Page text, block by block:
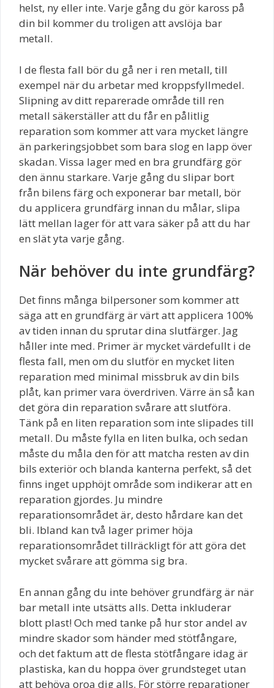
helst, ny eller inte. Varje gång du gör kaross på
din bil kommer du troligen att avslöja bar
metall.
I de flesta fall bör du gå ner i ren metall, till
exempel när du arbetar med kroppsfyllmedel.
Slipning av ditt reparerade område till ren
metall säkerställer att du får en pålitlig
reparation som kommer att vara mycket längre
än parkeringsjobbet som bara slog en lapp över
skadan. Vissa lager med en bra grundfärg gör
den ännu starkare. Varje gång du slipar bort
från bilens färg och exponerar bar metall, bör
du applicera grundfärg innan du målar, slipa
lätt mellan lager för att vara säker på att du har
en slät yta varje gång.
När behöver du inte grundfärg?
Det finns många bilpersoner som kommer att
säga att en grundfärg är värt att applicera 100%
av tiden innan du sprutar dina slutfärger. Jag
håller inte med. Primer är mycket värdefullt i de
flesta fall, men om du slutför en mycket liten
reparation med minimal missbruk av din bils
plåt, kan primer vara överdriven. Värre än så kan
det göra din reparation svårare att slutföra.
Tänk på en liten reparation som inte slipades till
metall. Du måste fylla en liten bulka, och sedan
måste du måla den för att matcha resten av din
bils exteriör och blanda kanterna perfekt, så det
finns inget upphöjt område som indikerar att en
reparation gjordes. Ju mindre
reparationsområdet är, desto hårdare kan det
bli. Ibland kan två lager primer höja
reparationsområdet tillräckligt för att göra det
mycket svårare att gömma sig bra.
En annan gång du inte behöver grundfärg är när
bar metall inte utsätts alls. Detta inkluderar
blott plast! Och med tanke på hur stor andel av
mindre skador som händer med stötfångare,
och det faktum att de flesta stötfångare idag är
plastiska, kan du hoppa över grundsteget utan
att behöva oroa dig alls. För större reparationer